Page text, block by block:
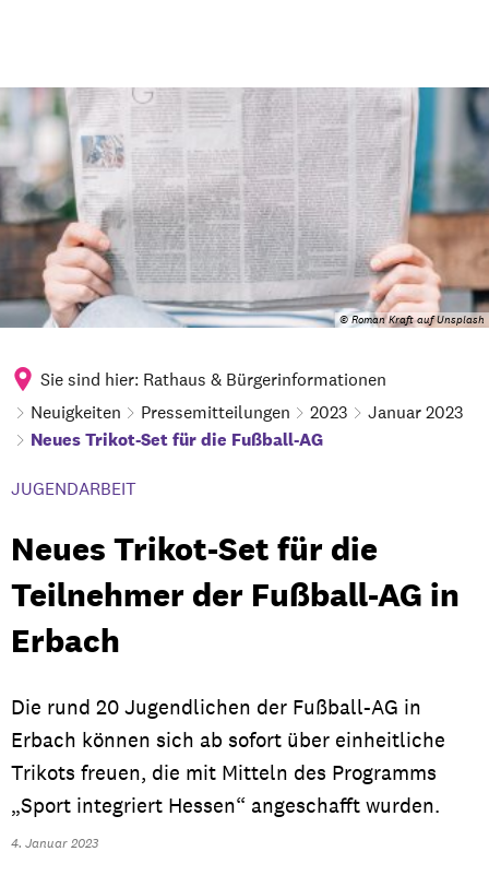
© Roman Kraft auf Unsplash
Sie sind hier: Rathaus & Bürgerinformationen
Neuigkeiten
Pressemitteilungen 2023 Januar 2023
Neues Trikot-Set für die Fußball-AG
JUGENDARBEIT
Neues Trikot-Set für die
Teilnehmer der Fußball-AG in
Erbach
Die rund 20 Jugendlichen der Fußball-AG in
Erbach können sich ab sofort über einheitliche
Trikots freuen, die mit Mitteln des Programms
„Sport integriert Hessen“ angeschafft wurden.
4. Januar 2023